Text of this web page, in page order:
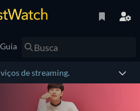
Guia
de streaming.